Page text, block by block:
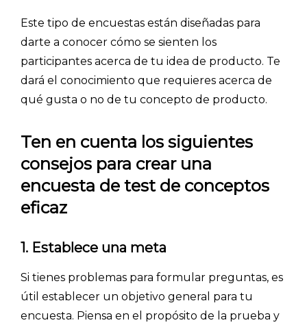
CÓMO FUNCIONA
PLANTILLAS
PRECIOS
Este tipo de encuestas están diseñadas para
darte a conocer cómo se sienten los
participantes acerca de tu idea de producto. Te
dará el conocimiento que requieres acerca de
qué gusta o no de tu concepto de producto.
Ten en cuenta los siguientes
consejos para crear una
encuesta de test de conceptos
eficaz
1. Establece una meta
Si tienes problemas para formular preguntas, es
útil establecer un objetivo general para tu
encuesta. Piensa en el propósito de la prueba y